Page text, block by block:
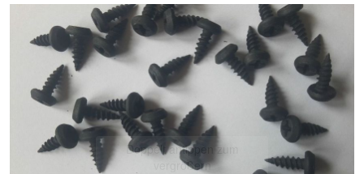
Doppelt antippen zum
vergrößern